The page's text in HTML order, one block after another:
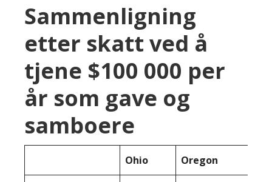
Sammenligning
etter skatt ved å
tjene $100 000 per
år som gave og
samboere
Ohio Oregon